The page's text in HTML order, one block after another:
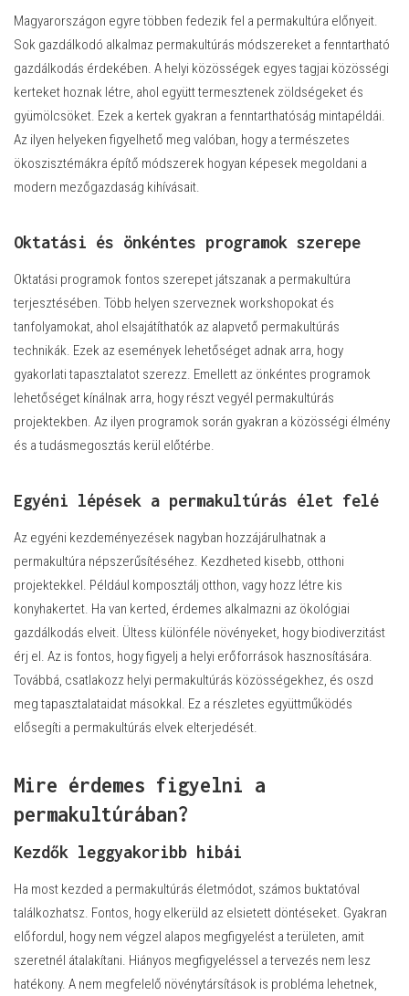
Magyarországon egyre többen fedezik fel a permakultúra előnyeit.
Sok gazdálkodó alkalmaz permakultúrás módszereket a fenntartható
gazdálkodás érdekében. A helyi közösségek egyes tagjai közösségi
kerteket hoznak létre, ahol együtt termesztenek zöldségeket és
gyümölcsöket. Ezek a kertek gyakran a fenntarthatóság mintapéldái.
Az ilyen helyeken figyelhető meg valóban, hogy a természetes
ökoszisztémákra építő módszerek hogyan képesek megoldani a
modern mezőgazdaság kihívásait.
Oktatási és önkéntes programok szerepe
Oktatási programok fontos szerepet játszanak a permakultúra
terjesztésében. Több helyen szerveznek workshopokat és
tanfolyamokat, ahol elsajátíthatók az alapvető permakultúrás
technikák. Ezek az események lehetőséget adnak arra, hogy
gyakorlati tapasztalatot szerezz. Emellett az önkéntes programok
lehetőséget kínálnak arra, hogy részt vegyél permakultúrás
projektekben. Az ilyen programok során gyakran a közösségi élmény
és a tudásmegosztás kerül előtérbe.
Egyéni lépések a permakultúrás élet felé
Az egyéni kezdeményezések nagyban hozzájárulhatnak a
permakultúra népszerűsítéséhez. Kezdheted kisebb, otthoni
projektekkel. Például komposztálj otthon, vagy hozz létre kis
konyhakertet. Ha van kerted, érdemes alkalmazni az ökológiai
gazdálkodás elveit. Ültess különféle növényeket, hogy biodiverzitást
érj el. Az is fontos, hogy figyelj a helyi erőforrások hasznosítására.
Továbbá, csatlakozz helyi permakultúrás közösségekhez, és oszd
meg tapasztalataidat másokkal. Ez a részletes együttműködés
elősegíti a permakultúrás elvek elterjedését.
Mire érdemes figyelni a
permakultúrában?
Kezdők leggyakoribb hibái
Ha most kezded a permakultúrás életmódot, számos buktatóval
találkozhatsz. Fontos, hogy elkerüld az elsietett döntéseket. Gyakran
előfordul, hogy nem végzel alapos megfigyelést a területen, amit
szeretnél átalakítani. Hiányos megfigyeléssel a tervezés nem lesz
hatékony. A nem megfelelő növénytársítások is probléma lehetnek,